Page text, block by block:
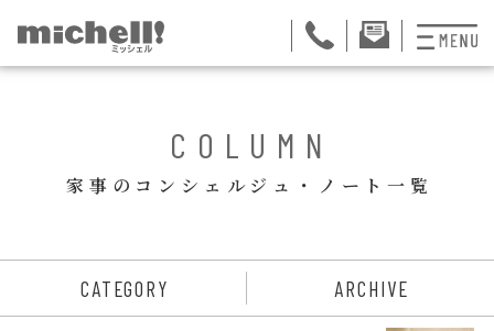
お掃除代行
おためしサービス
COLUMN
家事のコンシェルジュ・ノート一覧
CATEGORY ARCHIVE